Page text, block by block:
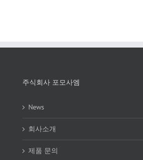
주식회사 포모사엠
News
회사소개
제품 문의